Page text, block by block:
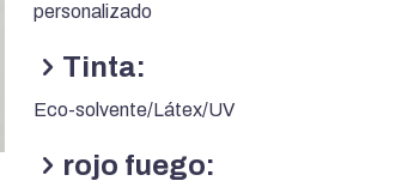
personalizado
Tinta:
Eco-solvente/Látex/UV
rojo fuego: